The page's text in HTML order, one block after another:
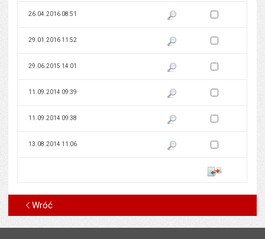
26.04.2016 08:51 Pokaż podgląd wersji z dnia
Zaznacz wersję do
29.01.2016 11:52 Pokaż podgląd wersji z dnia
Zaznacz wersję do
29.06.2015 14:01 Pokaż podgląd wersji z dnia
Zaznacz wersję do
11.09.2014 09:39 Pokaż podgląd wersji z dnia
Zaznacz wersję do
11.09.2014 09:38 Pokaż podgląd wersji z dnia
Zaznacz wersję do
13.08.2014 11:06 Pokaż podgląd wersji z dnia
Zaznacz wersję do
Porównaj
Wróć